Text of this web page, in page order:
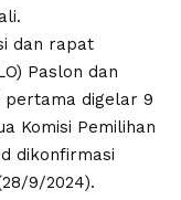
dan rapat
Paslon dan
pertama digelar 9
Komisi Pemilihan
dikonfirmasi
9/2024).